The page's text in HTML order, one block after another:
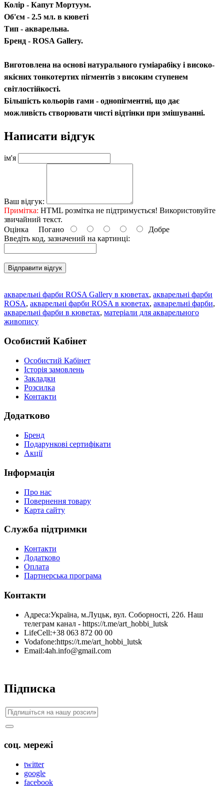
Колір - Капут Мортуум.
Об'єм - 2.5 мл. в кюветі
Тип - акварельна.
Бренд - ROSA Gallery.
Виготовлена на основі натурального гуміарабіку і високо-
якісних тонкотертих пігментів з високим ступенем
світлостійкості.
Більшість кольорів гами - однопігментні, що дає
можливість створювати чисті відтінки при змішуванні.
Написати відгук
ім'я
Ваш відгук:
Примітка: HTML розмітка не підтримується! Використовуйте
звичайний текст.
Оцінка Погано
Добре
Введіть код, зазначений на картинці:
Відправити відгук
акварельні фарби ROSA Gallery в кюветах, акварельні фарби
ROSA, акварельні фарби ROSA в кюветах, акварельні фарби,
акварельні фарби в кюветах, матеріали для акварельного
живопису
Особистий Кабінет
Особистий Кабінет
Історія замовлень
Закладки
Розсилка
Контакти
Додатково
Бренд
Подарункові сертифікати
Акції
Інформація
Про нас
Повернення товару
Карта сайту
Служба підтримки
Контакти
Додатково
Оплата
Партнерська програма
Контакти
Адреса:Україна, м.Луцьк, вул. Соборності, 22б. Наш
телеграм канал - https://t.me/art_hobbi_lutsk
LifeCell:+38 063 872 00 00
Vodafone:https://t.me/art_hobbi_lutsk
Email:4ah.info@gmail.com
Підписка
соц. мережі
twitter
google
facebook